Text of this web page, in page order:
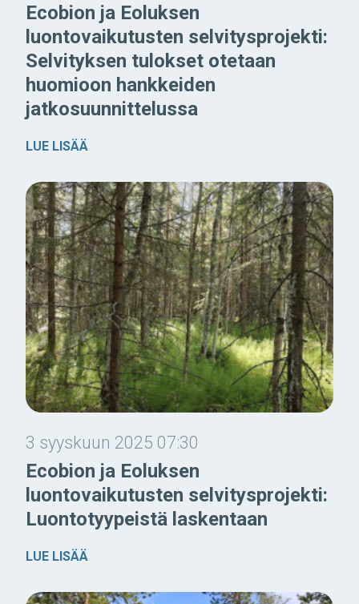
Ecobion ja Eoluksen
luontovaikutusten selvitysprojekti:
Selvityksen tulokset otetaan
huomioon hankkeiden
jatkosuunnittelussa
LUE LISÄÄ
3 syyskuun 2025 07:30
Ecobion ja Eoluksen
luontovaikutusten selvitysprojekti:
Luontotyypeistä laskentaan
LUE LISÄÄ